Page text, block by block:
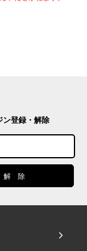
ン登録・解除